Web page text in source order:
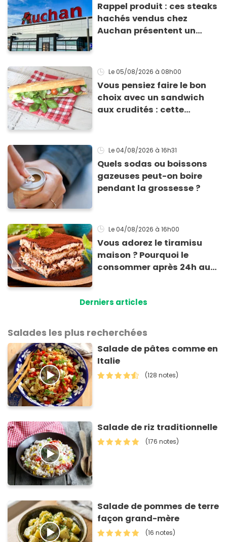
Rappel produit : ces steaks
hachés vendus chez
Auchan présentent un
Le 05/08/2026 à 08h00
Vous pensiez faire le bon
choix avec un sandwich
aux crudités : cette
Le 04/08/2026 à 16h31
Quels sodas ou boissons
gazeuses peut-on boire
pendant la grossesse ?
Le 04/08/2026 à 16h00
Vous adorez le tiramisu
maison ? Pourquoi le
consommer après 24h au
Derniers articles
Salades les plus recherchées
Salade de pâtes comme en
Italie
(128 notes)
Salade de riz traditionnelle
(176 notes)
Salade de pommes de terre
façon grand-mère
(16 notes)